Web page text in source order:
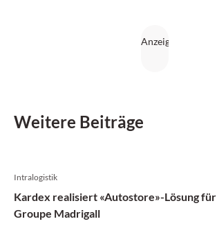
Weitere Beiträge
Intralogistik
Kardex realisiert «Autostore»-Lösung für
Groupe Madrigall